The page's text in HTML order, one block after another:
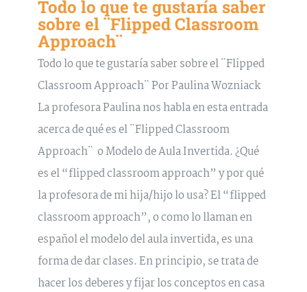
Todo lo que te gustaría saber
sobre el ¨Flipped Classroom
Approach¨
Todo lo que te gustaría saber sobre el ¨Flipped
Classroom Approach¨ Por Paulina Wozniack
La profesora Paulina nos habla en esta entrada
acerca de qué es el ¨Flipped Classroom
Approach¨ o Modelo de Aula Invertida. ¿Qué
es el “flipped classroom approach” y por qué
la profesora de mi hija/hijo lo usa? El “flipped
classroom approach”, o como lo llaman en
español el modelo del aula invertida, es una
forma de dar clases. En principio, se trata de
hacer los deberes y fijar los conceptos en casa